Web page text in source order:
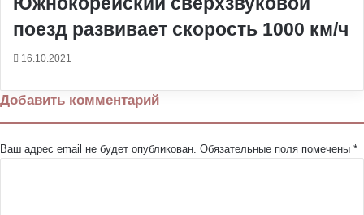
поезд развивает скорость 1000 км/ч
16.10.2021
Добавить комментарий
Ваш адрес email не будет опубликован. Обязательные поля помечены *